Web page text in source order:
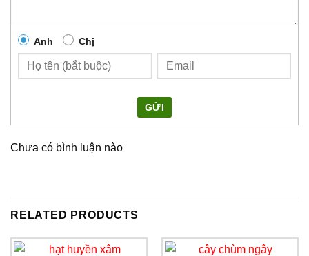
Anh Chị
GỬI
Chưa có bình luận nào
RELATED PRODUCTS